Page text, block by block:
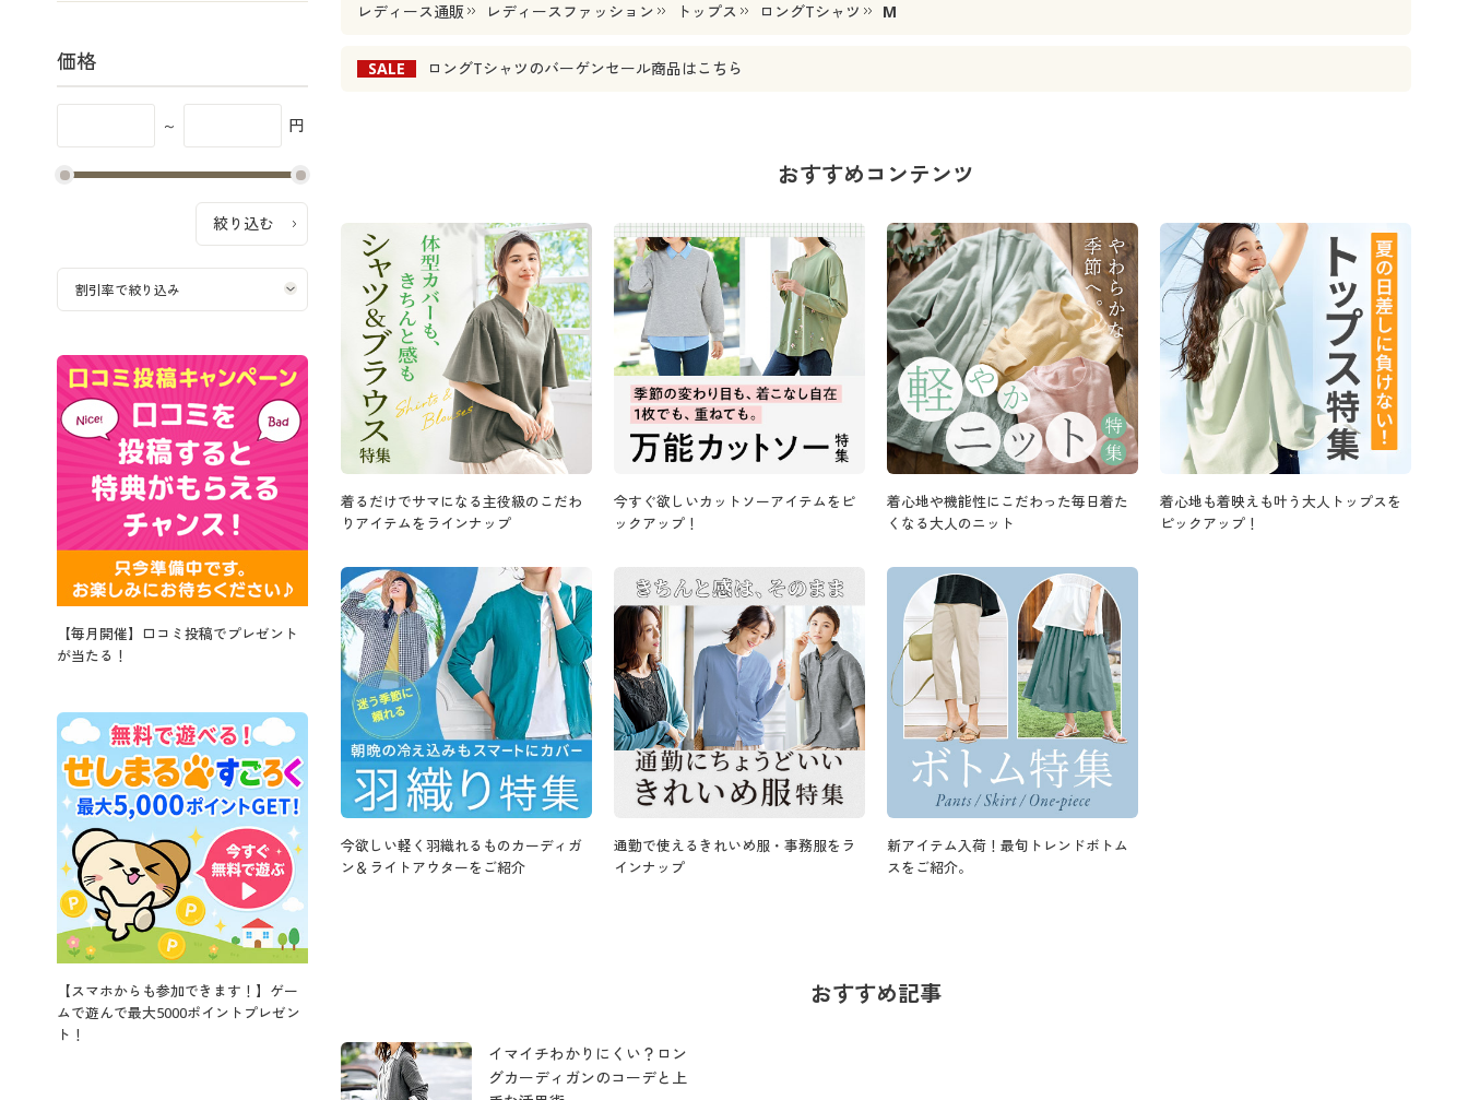
レディース通販 レディースファッション トップス ロングTシャツ M
SALE ロングTシャツのバーゲンセール商品はこちら
おすすめコンテンツ
着るだけでサマになる主役級のこだわ
りアイテムをラインナップ
今すぐ欲しいカットソーアイテムをピ
ックアップ！
着心地や機能性にこだわった毎日着た
くなる大人のニット
着心地も着映えも叶う大人トップスを
ピックアップ！
今欲しい軽く羽織れるものカーディガ
ン＆ライトアウターをご紹介
通勤で使えるきれいめ服・事務服をラ
インナップ
新アイテム入荷！最旬トレンドボトム
スをご紹介。
おすすめ記事
イマイチわかりにくい？ロン
グカーディガンのコーデと上
価格
～ 円
【毎月開催】口コミ投稿でプレゼント
が当たる！
【スマホからも参加できます！】ゲー
ムで遊んで最大5000ポイントプレゼン
ト！